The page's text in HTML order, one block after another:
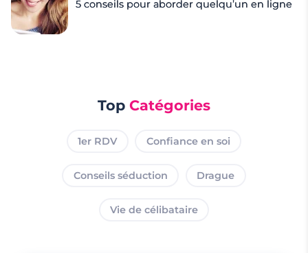
5 conseils pour aborder quelqu’un en ligne
Top Catégories
1er RDV Confiance en soi
Conseils séduction Drague
Vie de célibataire